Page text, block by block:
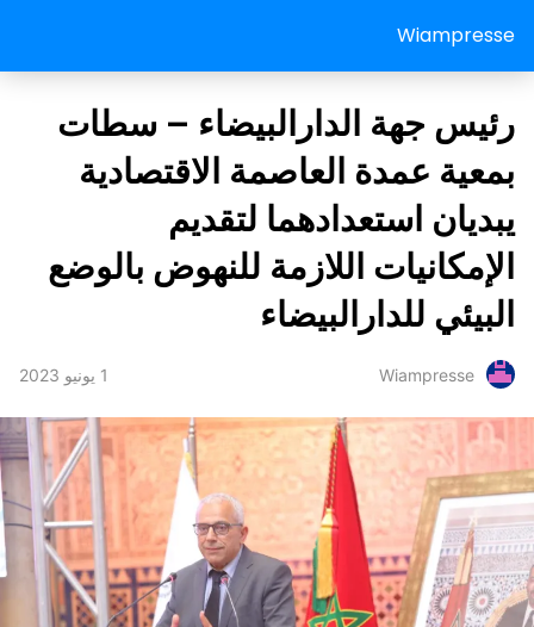
Wiampresse
رئيس جهة الدارالبيضاء – سطات
بمعية عمدة العاصمة الاقتصادية
يبديان استعدادهما لتقديم
الإمكانيات اللازمة للنهوض بالوضع
البيئي للدارالبيضاء
Wiampresse 1 يونيو 2023